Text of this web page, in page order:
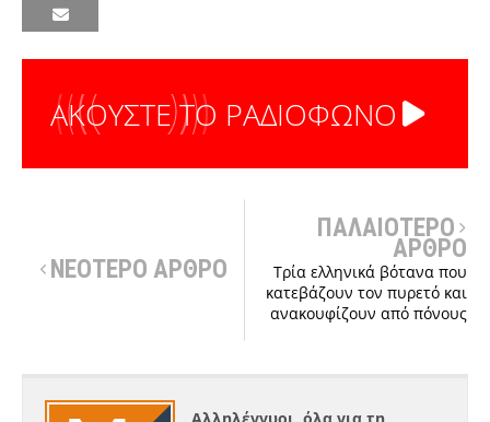
ΑΚΟΥΣΤΕ ΤΟ ΡΑΔΙΟΦΩΝΟ
ΝΕΟΤΕΡΟ ΑΡΘΡΟ
ΠΑΛΑΙΟΤΕΡΟ
ΑΡΘΡΟ
Τρία ελληνικά βότανα που
κατεβάζουν τον πυρετό και
ανακουφίζουν από πόνους